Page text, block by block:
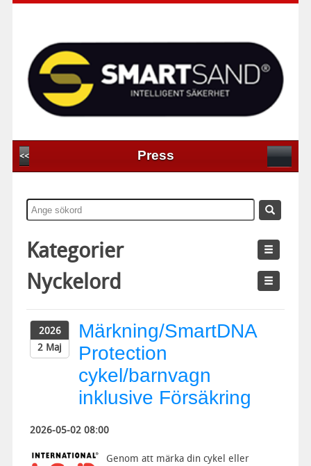
<< Press
Kategorier
Nyckelord
2026
2 Maj
Märkning/SmartDNA
Protection
cykel/barnvagn
inklusive Försäkring
2026-05-02 08:00
Genom att märka din cykel eller